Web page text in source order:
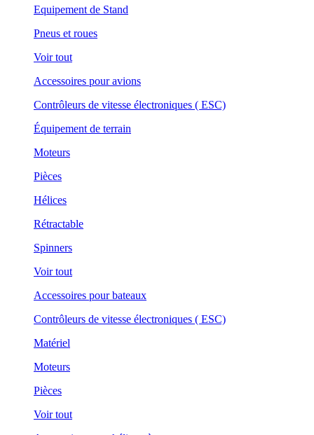
Equipement de Stand
Pneus et roues
Voir tout
Accessoires pour avions
Contrôleurs de vitesse électroniques ( ESC)
Équipement de terrain
Moteurs
Pièces
Hélices
Rétractable
Spinners
Voir tout
Accessoires pour bateaux
Contrôleurs de vitesse électroniques ( ESC)
Matériel
Moteurs
Pièces
Voir tout